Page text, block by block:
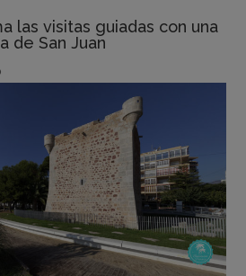
las visitas guiadas con una
de San Juan